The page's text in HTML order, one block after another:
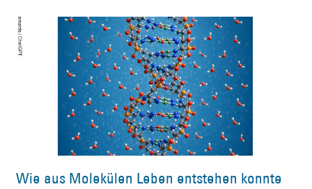
Wie aus Molekülen Leben entstehen konnte